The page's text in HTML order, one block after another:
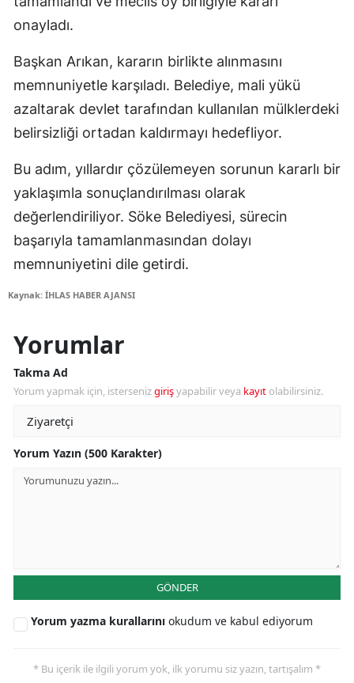
onayladı.
Başkan Arıkan, kararın birlikte alınmasını
memnuniyetle karşıladı. Belediye, mali yükü
azaltarak devlet tarafından kullanılan mülklerdeki
belirsizliği ortadan kaldırmayı hedefliyor.
Bu adım, yıllardır çözülemeyen sorunun kararlı bir
yaklaşımla sonuçlandırılması olarak
değerlendiriliyor. Söke Belediyesi, sürecin
başarıyla tamamlanmasından dolayı
memnuniyetini dile getirdi.
Kaynak: İHLAS HABER AJANSI
Yorumlar
Takma Ad
Yorum yapmak için, istersenizgirişyapabilir veya kayıt olabilirsiniz.
Yorum Yazın (500 Karakter)
GÖNDER
Yorum yazma kurallarını okudum ve kabul ediyorum
* Bu içerik ile ilgili yorum yok, ilk yorumu siz yazın, tartışalım *